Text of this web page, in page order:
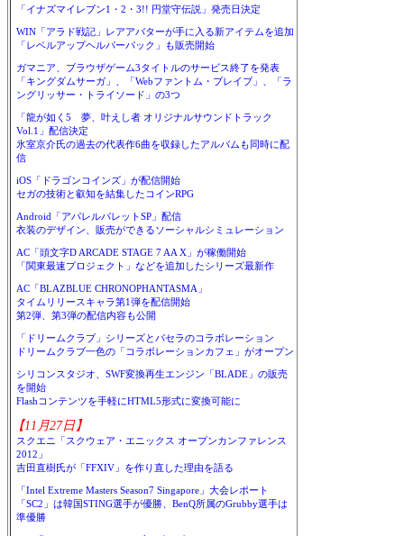
「イナズマイレブン1・2・3!! 円堂守伝説」発売日決定
WIN「アラド戦記」レアアバターが手に入る新アイテムを追加
「レベルアップヘルパーパック」も販売開始
ガマニア、ブラウザゲーム3タイトルのサービス終了を発表
「キングダムサーガ」、「Webファントム・ブレイブ」、「ラ
ングリッサー・トライソード」の3つ
「龍が如く5 夢、叶えし者 オリジナルサウンドトラック
Vol.1」配信決定
氷室京介氏の過去の代表作6曲を収録したアルバムも同時に配
信
iOS「ドラゴンコインズ」が配信開始
セガの技術と叡知を結集したコインRPG
Android「アパレルパレットSP」配信
衣装のデザイン、販売ができるソーシャルシミュレーション
AC「頭文字D ARCADE STAGE 7 AA X」が稼働開始
「関東最速プロジェクト」などを追加したシリーズ最新作
AC「BLAZBLUE CHRONOPHANTASMA」
タイムリリースキャラ第1弾を配信開始
第2弾、第3弾の配信内容も公開
「ドリームクラブ」シリーズとパセラのコラボレーション
ドリームクラブ一色の「コラボレーションカフェ」がオープン
シリコンスタジオ、SWF変換再生エンジン「BLADE」の販売
を開始
Flashコンテンツを手軽にHTML5形式に変換可能に
【11月27日】
スクエニ「スクウェア・エニックス オープンカンファレンス
2012」
吉田直樹氏が「FFXIV」を作り直した理由を語る
「Intel Extreme Masters Season7 Singapore」大会レポート
「SC2」は韓国STING選手が優勝、BenQ所属のGrubby選手は
準優勝